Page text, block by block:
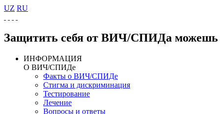
UZ RU
Защитить себя от ВИЧ/СПИДа можешь
ИНФОРМАЦИЯ
О ВИЧ/СПИДе
Факты о ВИЧ/СПИДе
Стигма и дискриминация
Тестирование
Лечение
Вопросы и ответы